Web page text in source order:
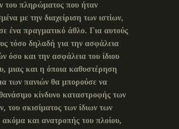
του πληρώματος που ήταν
με την διαχείριση των ιστίων,
ένα πραγματικό άθλο. Για αυτούς
τόσο δηλαδή για την ασφάλεια
όσο και την ασφάλεια του ίδιου
μιας και η όποια καθυστέρηση
των πανιών θα μπορούσε να
κίνδυνο καταστροφής των
του σκισίματος των ίδιων των
και ανατροπής του πλοίου,